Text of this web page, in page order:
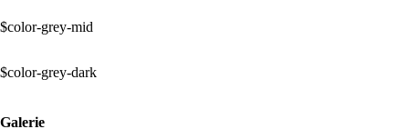
$color-grey-mid
$color-grey-dark
Galerie